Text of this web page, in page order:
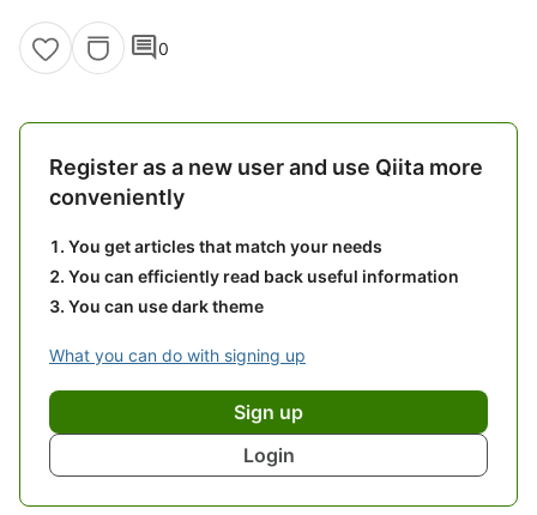
comment0
Register as a new user and use Qiita more
conveniently
You get articles that match your needs
You can efficiently read back useful information
You can use dark theme
What you can do with signing up
Sign up
Login